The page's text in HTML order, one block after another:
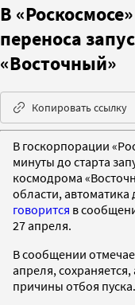
В
переноса
«Восточный»
Копировать ссылку
В госкорпорации
минуты до старта
космодрома
области, автоматика
говорится в
27 апреля.
В сообщении
апреля,
причины отбоя пуска.